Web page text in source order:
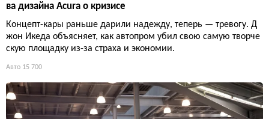
ва дизайна Acura о кризисе
Концепт-кары раньше дарили надежду, теперь — тревогу. Д
жон Икеда объясняет, как автопром убил свою самую творче
скую площадку из-за страха и экономии.
Авто 15 700